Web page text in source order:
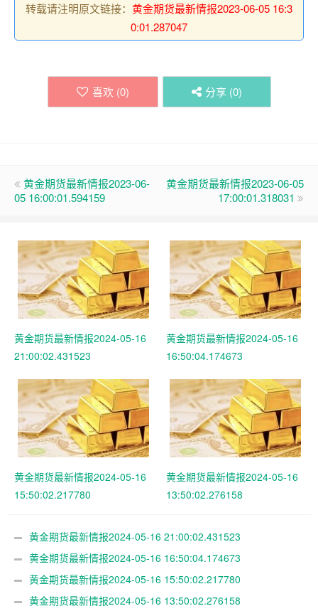
转载请注明原文链接： 黄金期货最新情报2023-06-05 16:3
0:01.287047
喜欢 (0) 分享 (0)
黄金期货最新情报2023-06-
05 16:00:01.594159
黄金期货最新情报2023-06-05
17:00:01.318031
黄金期货最新情报2024-05-16
21:00:02.431523
黄金期货最新情报2024-05-16
16:50:04.174673
黄金期货最新情报2024-05-16
15:50:02.217780
黄金期货最新情报2024-05-16
13:50:02.276158
黄金期货最新情报2024-05-16 21:00:02.431523
黄金期货最新情报2024-05-16 16:50:04.174673
黄金期货最新情报2024-05-16 15:50:02.217780
黄金期货最新情报2024-05-16 13:50:02.276158